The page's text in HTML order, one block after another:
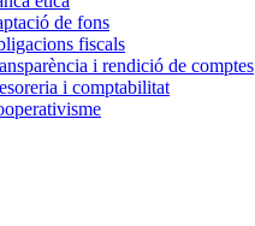
de fons
fiscals
i rendició de comptes
i comptabilitat